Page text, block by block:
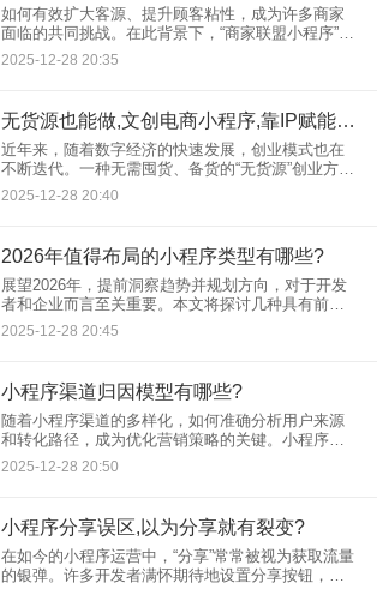
如何有效扩大客源、提升顾客粘性，成为许多商家
面临的共同挑战。在此背景下，“商家联盟小程序”作
为一种创新的数字化解决方案应运而生，它通过“跨
店引流”与“积分通用”两大核心机制，为商家带来了全
2025-12-28 20:35
无货源也能做,文创电商小程序,靠IP赋能实现轻资产创业
近年来，随着数字经济的快速发展，创业模式也在
不断迭代。一种无需囤货、备货的“无货源”创业方
式，正通过文创电商小程序悄然兴起。这种模式以
IP赋能为引擎，真正实现了轻资产创业的低门槛与
2025-12-28 20:40
2026年值得布局的小程序类型有哪些?
展望2026年，提前洞察趋势并规划方向，对于开发
者和企业而言至关重要。本文将探讨几种具有前瞻
性的小程序类型，为您的2026布局小程序计划提供
参考。 一、AI深度整合型服务小程序
2025-12-28 20:45
小程序渠道归因模型有哪些?
随着小程序渠道的多样化，如何准确分析用户来源
和转化路径，成为优化营销策略的关键。小程序渠
道归因模型应运而生，帮助团队评估不同渠道的贡
献，从而合理分配资源。本文将介绍常见的小程序
2025-12-28 20:50
小程序分享误区,以为分享就有裂变?
在如今的小程序运营中，“分享”常常被视为获取流量
的银弹。许多开发者满怀期待地设置分享按钮，认